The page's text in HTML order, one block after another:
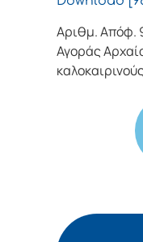
Αριθμ. Απόφ.
Αγοράς